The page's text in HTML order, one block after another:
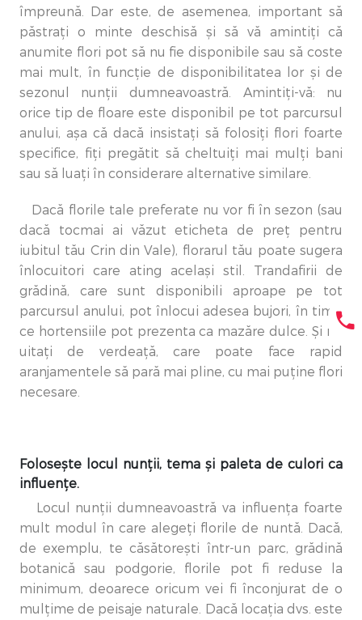
împreună. Dar este, de asemenea, important să
păstrați o minte deschisă și să vă amintiți că
anumite flori pot să nu fie disponibile sau să coste
mai mult, în funcție de disponibilitatea lor și de
sezonul nunții dumneavoastră. Amintiți-vă: nu
orice tip de floare este disponibil pe tot parcursul
anului, așa că dacă insistați să folosiți flori foarte
specifice, fiți pregătit să cheltuiți mai mulți bani
sau să luați în considerare alternative similare.
Dacă florile tale preferate nu vor fi în sezon (sau
dacă tocmai ai văzut eticheta de preț pentru
iubitul tău Crin din Vale), florarul tău poate sugera
înlocuitori care ating același stil. Trandafirii de
grădină, care sunt disponibili aproape pe tot
parcursul anului, pot înlocui adesea bujori, în timp
ce hortensiile pot prezenta ca mazăre dulce. Și nu
uitați de verdeață, care poate face rapid
aranjamentele să pară mai pline, cu mai puține flori
necesare.
Folosește locul nunții, tema și paleta de culori ca
influențe.
Locul nunții dumneavoastră va influența foarte
mult modul în care alegeți florile de nuntă. Dacă,
de exemplu, te căsătorești într-un parc, grădină
botanică sau podgorie, florile pot fi reduse la
minimum, deoarece oricum vei fi înconjurat de o
mulțime de peisaje naturale. Dacă locația dvs. este